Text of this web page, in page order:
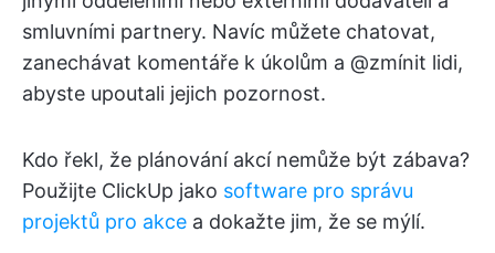
smluvními partnery. Navíc můžete chatovat,
zanechávat komentáře k úkolům a @zmínit lidi,
abyste upoutali jejich pozornost.
Kdo řekl, že plánování akcí nemůže být zábava?
Použijte ClickUp jako software pro správu
projektů pro akce a dokažte jim, že se mýlí.